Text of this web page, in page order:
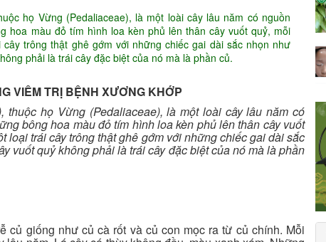
họ Vừng (Pedaliaceae), là một loài cây lâu năm có nguồn
hoa màu đỏ tím hình loa kèn phủ lên thân cây vuốt quỷ, mỗi
trông thật ghê gớm với những chiếc gai dài sắc nhọn như
phải là trái cây đặc biệt của nó mà là phần củ.
VIÊM TRỊ BỆNH XƯƠNG KHỚP
thuộc họ Vừng (Pedaliaceae), là một loài cây lâu năm có
bông hoa màu đỏ tím hình loa kèn phủ lên thân cây vuốt
loại trái cây trông thật ghê gớm với những chiếc gai dài sắc
vuốt quỷ không phải là trái cây đặc biệt của nó mà là phần
củ giống như củ cà rốt và củ con mọc ra từ củ chính. Mỗi